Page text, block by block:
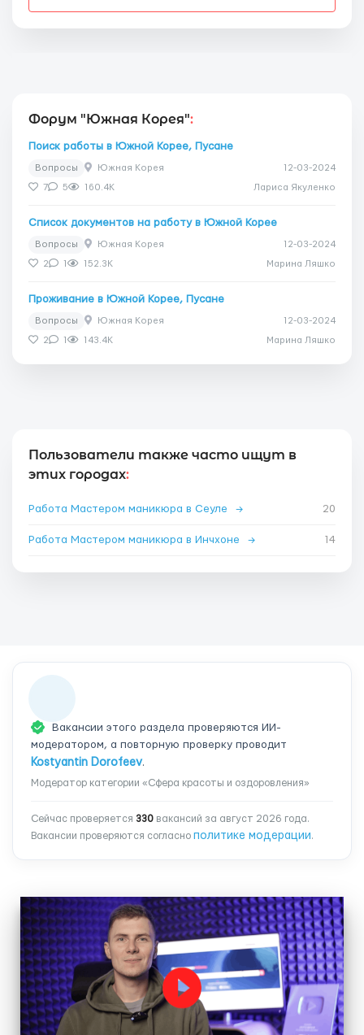
Форум "Южная Корея":
Поиск работы в Южной Корее, Пусане
Вопросы Южная Корея 12-03-2024
7 5 160.4K Лариса Якуленко
Список документов на работу в Южной Корее
Вопросы Южная Корея 12-03-2024
2 1 152.3K Марина Ляшко
Проживание в Южной Корее, Пусане
Вопросы Южная Корея 12-03-2024
2 1 143.4K Марина Ляшко
Пользователи также часто ищут в
этих городах:
Работа Мастером маникюра в Сеуле → 20
Работа Мастером маникюра в Инчхоне → 14
Вакансии этого раздела проверяются ИИ-
модератором, а повторную проверку проводит
Kostyantin Dorofeev.
Модератор категории «Сфера красоты и оздоровления»
Сейчас проверяется 330 вакансий за август 2026 года.
Вакансии проверяются согласно политике модерации.